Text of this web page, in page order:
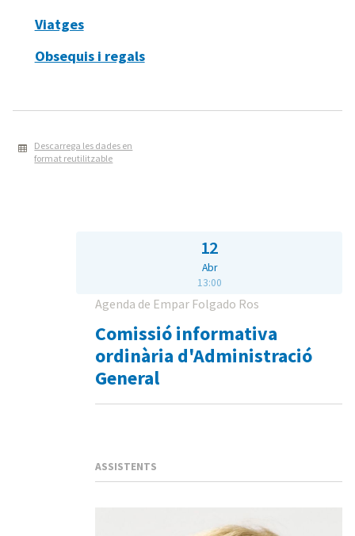
Viatges
Obsequis i regals
Descarrega les dades en
format reutilitzable
12
Abr
13:00
Agenda de Empar Folgado Ros
Comissió informativa
ordinària d'Administració
General
ASSISTENTS